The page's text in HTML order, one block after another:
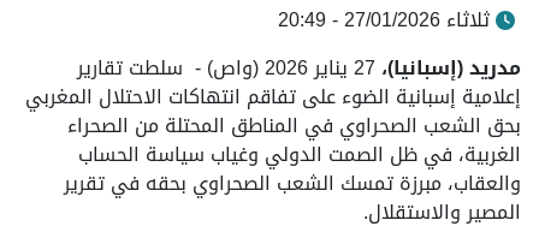
ثلاثاء 27/01/2026 - 20:49
مدريد (إسبانيا)،
27 يناير 2026 (واص) - سلطت تقارير
إعلامية إسبانية الضوء على تفاقم انتهاكات الاحتلال المغربي
بحق الشعب الصحراوي في المناطق المحتلة من الصحراء
الغربية، في ظل الصمت الدولي وغياب سياسة الحساب
والعقاب، مبرزة تمسك الشعب الصحراوي بحقه في تقرير
المصير والاستقلال.